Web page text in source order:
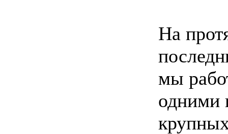
На
мы
одними